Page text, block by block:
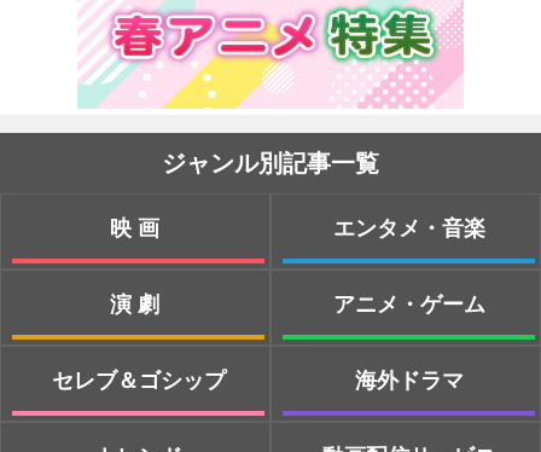
ジャンル別記事一覧
映画
演劇
セレブ＆ゴシップ
エンタメ・音楽
アニメ・ゲーム
海外ドラマ